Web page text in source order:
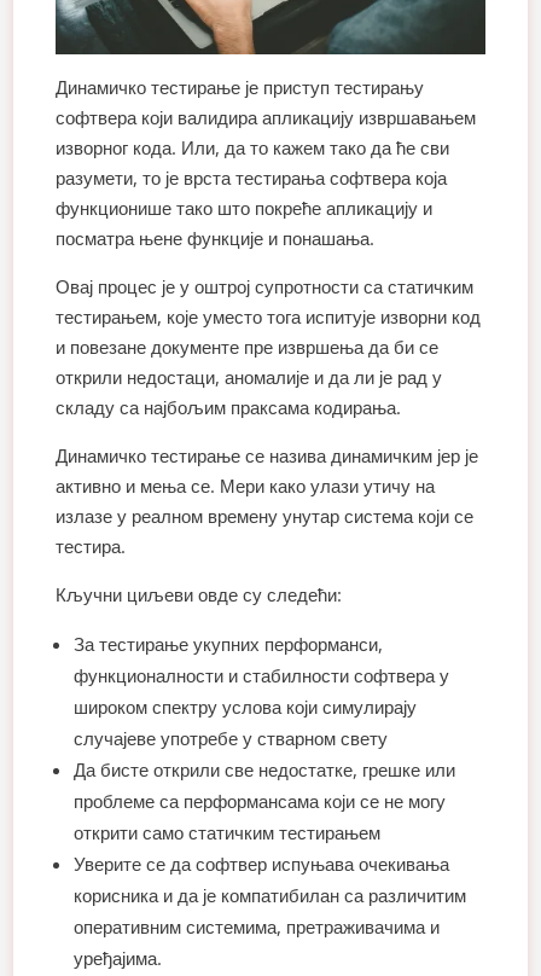
Динамичко тестирање је приступ тестирању
софтвера који валидира апликацију извршавањем
изворног кода. Или, да то кажем тако да ће сви
разумети, то је врста тестирања софтвера која
функционише тако што покреће апликацију и
посматра њене функције и понашања.
Овај процес је у оштрој супротности са статичким
тестирањем, које уместо тога испитује изворни код
и повезане документе пре извршења да би се
открили недостаци, аномалије и да ли је рад у
складу са најбољим праксама кодирања.
Динамичко тестирање се назива динамичким јер је
активно и мења се. Мери како улази утичу на
излазе у реалном времену унутар система који се
тестира.
Кључни циљеви овде су следећи:
За тестирање укупних перформанси,
функционалности и стабилности софтвера у
широком спектру услова који симулирају
случајеве употребе у стварном свету
Да бисте открили све недостатке, грешке или
проблеме са перформансама који се не могу
открити само статичким тестирањем
Уверите се да софтвер испуњава очекивања
корисника и да је компатибилан са различитим
оперативним системима, претраживачима и
уређајима.